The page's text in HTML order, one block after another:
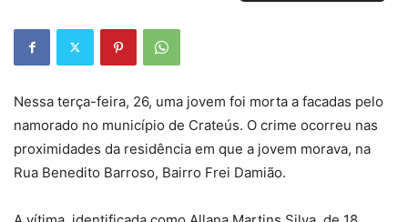
Nessa terça-feira, 26, uma jovem foi morta a facadas pelo
namorado no município de Crateús. O crime ocorreu nas
proximidades da residência em que a jovem morava, na
Rua Benedito Barroso, Bairro Frei Damião.